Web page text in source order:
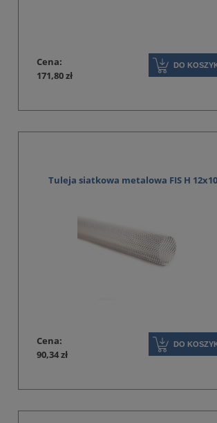
Cena:
171,80 zł
DO
Tuleja siatkowa metalowa FIS H
Cena:
90,34 zł
DO